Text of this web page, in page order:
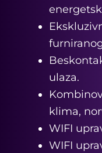
ulaza.
klima,
WIFI
WIFI